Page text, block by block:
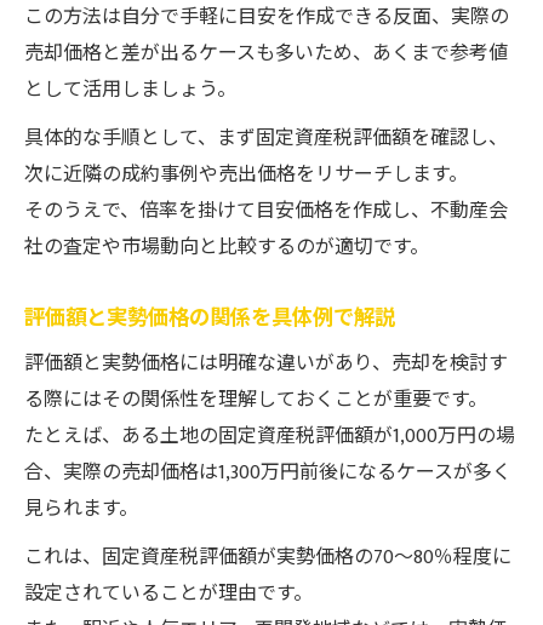
この方法は自分で手軽に目安を作成できる反面、実際の
売却価格と差が出るケースも多いため、あくまで参考値
として活用しましょう。
具体的な手順として、まず固定資産税評価額を確認し、
次に近隣の成約事例や売出価格をリサーチします。
そのうえで、倍率を掛けて目安価格を作成し、不動産会
社の査定や市場動向と比較するのが適切です。
評価額と実勢価格の関係を具体例で解説
評価額と実勢価格には明確な違いがあり、売却を検討す
る際にはその関係性を理解しておくことが重要です。
たとえば、ある土地の固定資産税評価額が1,000万円の場
合、実際の売却価格は1,300万円前後になるケースが多く
見られます。
これは、固定資産税評価額が実勢価格の70～80％程度に
設定されていることが理由です。